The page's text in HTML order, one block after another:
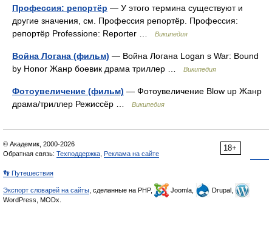
Профессия: репортёр — У этого термина существуют и
другие значения, см. Профессия репортёр. Профессия:
репортёр Professione: Reporter …
Википедия
Война Логана (фильм) — Война Логана Logan s War: Bound
by Honor Жанр боевик драма триллер …
Википедия
Фотоувеличение (фильм) — Фотоувеличение Blow up Жанр
драма/триллер Режиссёр …
Википедия
18+
© Академик, 2000-2026
Обратная связь: Техподдержка Реклама на сайте
👣 Путешествия
Экспорт словарей на сайты , сделанные на PHP, Joomla,
Drupal,
WordPress, MODx.